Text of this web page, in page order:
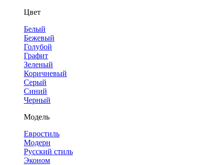
Цвет
Белый
Бежевый
Голубой
Графит
Зеленый
Коричневый
Серый
Синий
Черный
Модель
Евростиль
Модерн
Русский стиль
Эконом